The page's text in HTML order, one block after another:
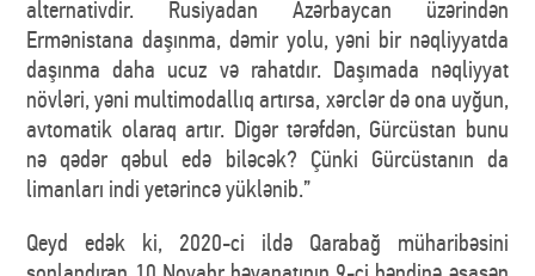
alternativdir. Rusiyadan Azərbaycan üzərindən
Ermənistana daşınma, dəmir yolu, yəni bir nəqliyyatda
daşınma daha ucuz və rahatdır. Daşımada nəqliyyat
növləri, yəni multimodallıq artırsa, xərclər də ona uyğun,
avtomatik olaraq artır. Digər tərəfdən, Gürcüstan bunu
nə qədər qəbul edə biləcək? Çünki Gürcüstanın da
limanları indi yetərincə yüklənib.”
Qeyd edək ki, 2020-ci ildə Qarabağ müharibəsini